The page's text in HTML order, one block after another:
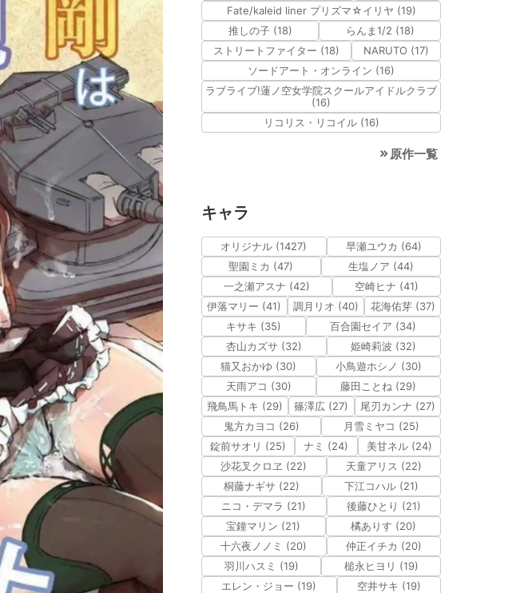
Fate/kaleid liner プリズマ☆イリヤ (19)
推しの子 (18)
らんま1/2 (18)
ストリートファイター (18)
NARUTO (17)
ソードアート・オンライン (16)
ラブライブ!蓮ノ空女学院スクールアイドルクラブ
(16)
リコリス・リコイル (16)
原作一覧
キャラ
オリジナル (1427)
早瀬ユウカ (64)
聖園ミカ (47)
生塩ノア (44)
一之瀬アスナ (42)
空崎ヒナ (41)
伊落マリー (41)
調月リオ (40)
花海佑芽 (37)
キサキ (35)
百合園セイア (34)
杏山カズサ (32)
姫崎莉波 (32)
猫又おかゆ (30)
小鳥遊ホシノ (30)
天雨アコ (30)
藤田ことね (29)
飛鳥馬トキ (29)
篠澤広 (27)
尾刃カンナ (27)
鬼方カヨコ (26)
月雪ミヤコ (25)
錠前サオリ (25)
ナミ (24)
美甘ネル (24)
沙花叉クロヱ (22)
天童アリス (22)
桐藤ナギサ (22)
下江コハル (21)
ニコ・デマラ (21)
後藤ひとり (21)
宝鐘マリン (21)
橘ありす (20)
十六夜ノノミ (20)
仲正イチカ (20)
羽川ハスミ (19)
槌永ヒヨリ (19)
エレン・ジョー (19)
空井サキ (19)